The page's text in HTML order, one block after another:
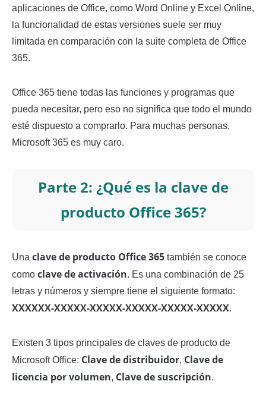
aplicaciones de Office, como Word Online y Excel Online,
la funcionalidad de estas versiones suele ser muy
limitada en comparación con la suite completa de Office
365.
Office 365 tiene todas las funciones y programas que
pueda necesitar, pero eso no significa que todo el mundo
esté dispuesto a comprarlo. Para muchas personas,
Microsoft 365 es muy caro.
Parte 2: ¿Qué es la clave de
producto Office 365?
Una clave de producto Office 365 también se conoce
como clave de activación. Es una combinación de 25
letras y números y siempre tiene el siguiente formato:
XXXXXX-XXXXX-XXXXX-XXXXX-XXXXX-XXXXX.
Existen 3 tipos principales de claves de producto de
Microsoft Office: Clave de distribuidor, Clave de
licencia por volumen, Clave de suscripción.